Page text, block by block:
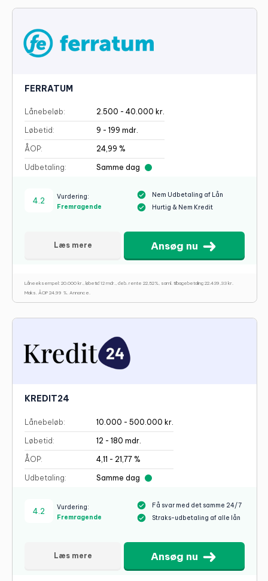
FERRATUM
Lånebeløb: 2.500 - 40.000 kr.
Løbetid: 9 - 199 mdr.
ÅOP: 24,99 %
Udbetaling: Samme dag
Nem Udbetaling af Lån
Hurtig & Nem Kredit
4.2
Vurdering:
Fremragende
Ansøg nu
Læs mere
Låneeksempel: 20.000 kr., løbetid 12 mdr., deb. rente 22,52%, saml. tilbagebetaling 22.439,33 kr.
Maks. ÅOP 24,99 %. Annonce.
KREDIT24
Lånebeløb: 10.000 - 500.000 kr.
Løbetid: 12 - 180 mdr.
ÅOP: 4,11 - 21,77 %
Udbetaling: Samme dag
Få svar med det samme 24/7
Straks-udbetaling af alle lån
4.2
Vurdering:
Fremragende
Ansøg nu
Læs mere